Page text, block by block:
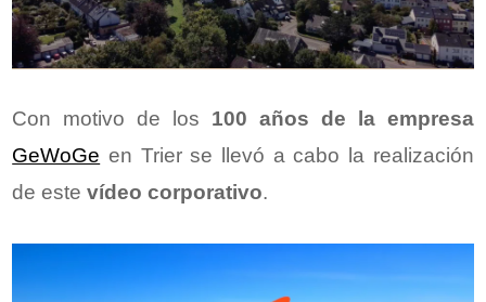
Con motivo de los 100 años de la empresa
GeWoGe en Trier se llevó a cabo la realización
de estevídeo corporativo.